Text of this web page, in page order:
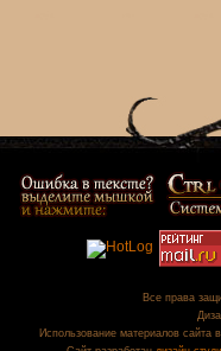
Все права
Использование материалов сайта